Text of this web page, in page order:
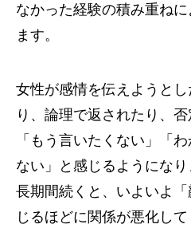
なかった経験の積み重ね
ます。
女性が感情を伝えようと
り、論理で返されたり、否
「もう言いたくない」「
ない」と感じるようにな
長期間続くと、いよいよ
じるほどに関係が悪化して